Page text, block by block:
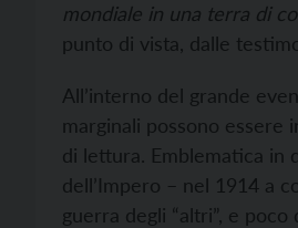
mondiale in una terra di
punto di vista, dalle
All’interno del grande
marginali possono
di lettura. Emblematica in
dell’Impero – nel 1914 a
guerra degli “altri”, e